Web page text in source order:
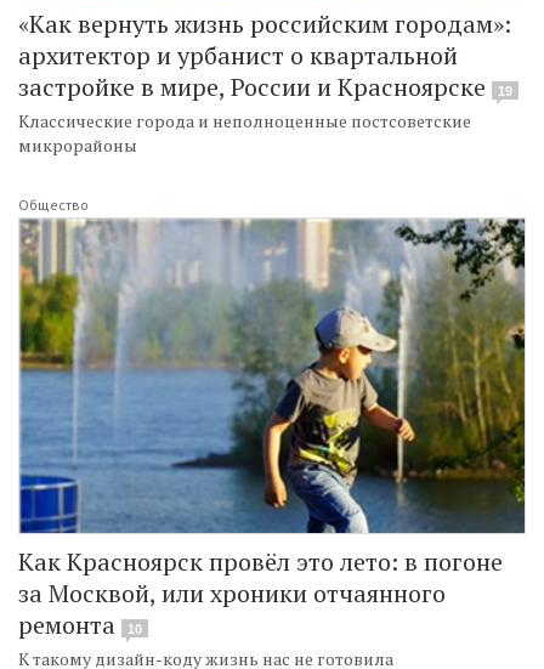
«Как вернуть жизнь российским городам»:
архитектор и урбанист о квартальной
застройке в мире, России и Красноярске
19
Классические города и неполноценные постсоветские
микрорайоны
Общество
Как Красноярск провёл это лето: в погоне
за Москвой, или хроники отчаянного
ремонта
10
К такому дизайн-коду жизнь нас не готовила